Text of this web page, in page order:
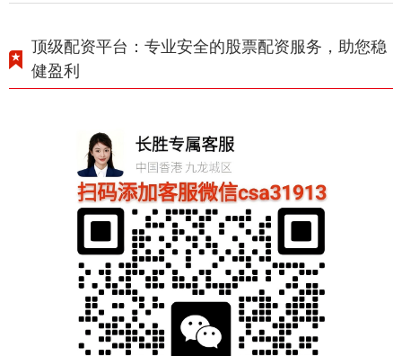
顶级配资平台：专业安全的股票配资服务，助您稳
健盈利